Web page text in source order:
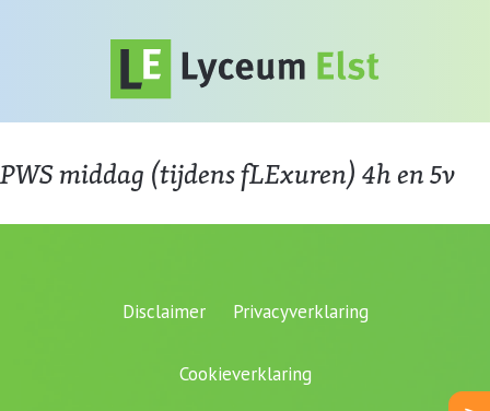
PWS middag (tijdens fLExuren) 4h en 5v
Disclaimer Privacyverklaring
Cookieverklaring